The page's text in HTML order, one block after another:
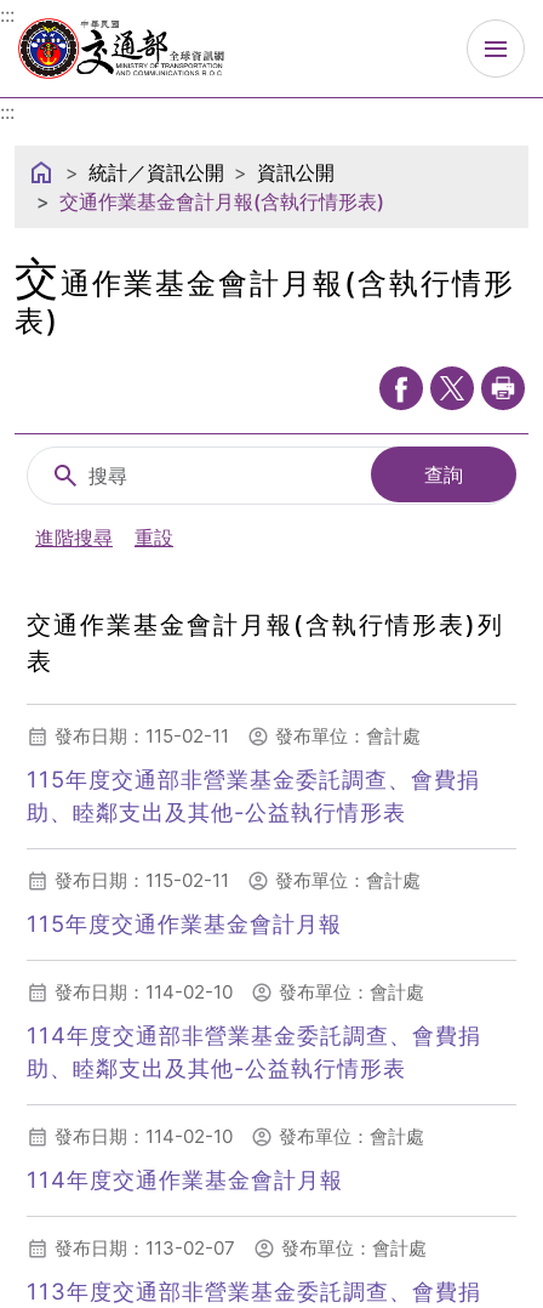
中華民國交通部
:::
:::
統計／資訊公開
資訊公開
交通作業基金會計月報(含執行情形表)
交通作業基金會計月報(含執行情形
表)
搜尋
查詢
進階搜尋 重設
交通作業基金會計月報(含執行情形表)列
表
發布日期：115-02-11 發布單位：會計處
115年度交通部非營業基金委託調查、會費捐
助、睦鄰支出及其他-公益執行情形表
(另開新視窗)
發布日期：115-02-11 發布單位：會計處
115年度交通作業基金會計月報
(另開新視窗)
發布日期：114-02-10 發布單位：會計處
114年度交通部非營業基金委託調查、會費捐
助、睦鄰支出及其他-公益執行情形表
(另開新視窗)
發布日期：114-02-10 發布單位：會計處
114年度交通作業基金會計月報
(另開新視窗)
發布日期：113-02-07 發布單位：會計處
113年度交通部非營業基金委託調查、會費捐